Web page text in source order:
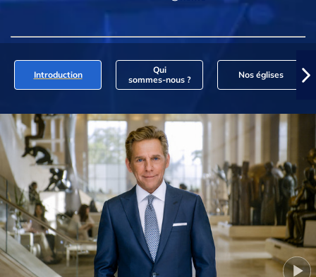
Introduction
Qui
sommes‑nous ?
Nos églises